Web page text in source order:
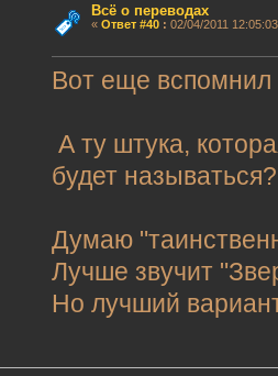
Всё о переводах
« Ответ #40: 02/04/2011
Вот еще вспомнил
А ту штука,
будет называться?
Думаю
Лучше звучит
Но лучший